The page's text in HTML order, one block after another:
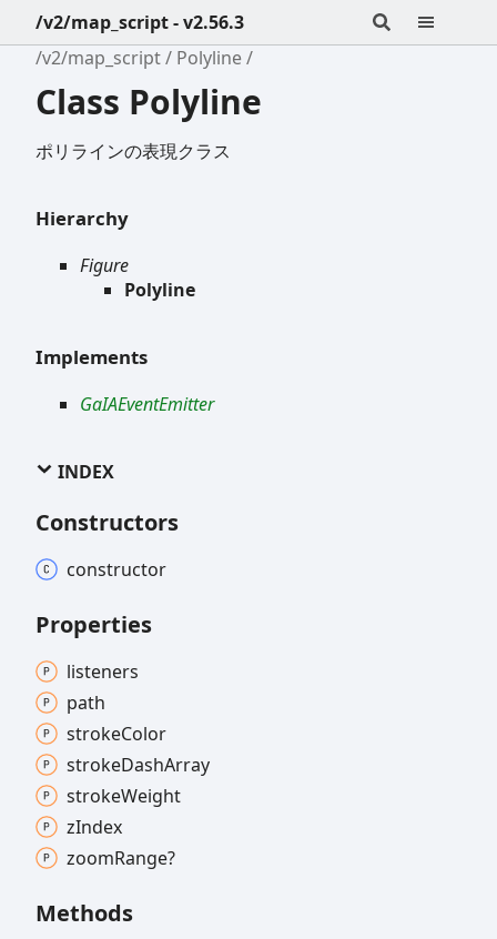
/v2/map_script - v2.56.3
/v2/map_script
Polyline
Class Polyline
ポリラインの表現クラス
Hierarchy
Figure
Polyline
Implements
GaIAEventEmitter
INDEX
Constructors
constructor
Properties
listeners
path
strokeColor
strokeDashArray
strokeWeight
zIndex
zoomRange?
Methods